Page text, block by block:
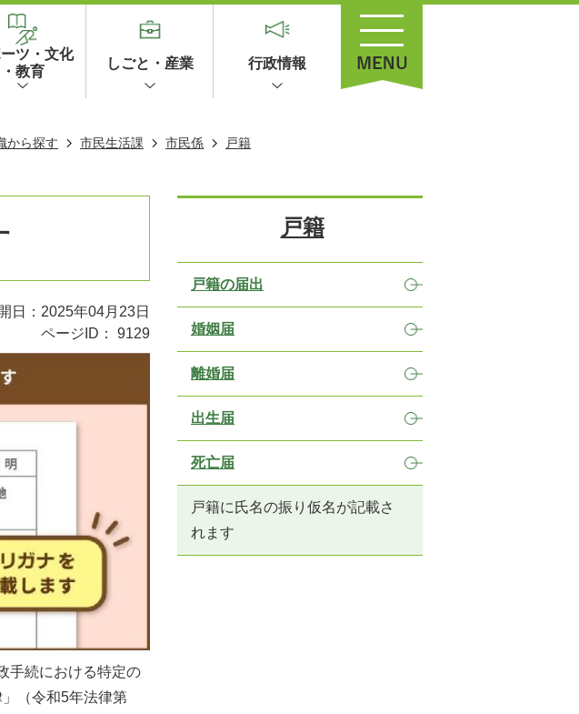
ツ・文化
・教育
しごと・産業 行政情報
から探す 市民生活課 市民係
戸籍
日：2025年04月23日
ページID：
9129
手続における特定の
（令和5年法律第
戸籍
戸籍の届出
婚姻届
離婚届
出生届
死亡届
戸籍に氏名の振り仮名が記載さ
れます